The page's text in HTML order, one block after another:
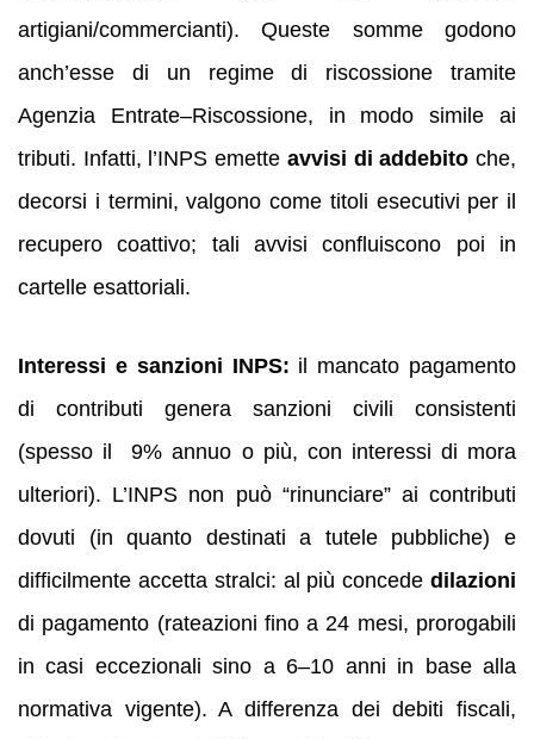
artigiani/commercianti). Queste somme godono
anch’esse di un regime di riscossione tramite
Agenzia Entrate–Riscossione, in modo simile ai
tributi. Infatti, l’INPS emette avvisi di addebito che,
decorsi i termini, valgono come titoli esecutivi per il
recupero coattivo; tali avvisi confluiscono poi in
cartelle esattoriali.
Interessi e sanzioni INPS: il mancato pagamento
di contributi genera sanzioni civili consistenti
(spesso il 9% annuo o più, con interessi di mora
ulteriori). L’INPS non può “rinunciare” ai contributi
dovuti (in quanto destinati a tutele pubbliche) e
difficilmente accetta stralci: al più concede dilazioni
di pagamento (rateazioni fino a 24 mesi, prorogabili
in casi eccezionali sino a 6–10 anni in base alla
normativa vigente). A differenza dei debiti fiscali,